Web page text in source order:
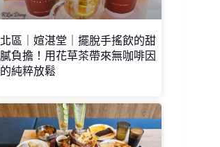
北區｜媗湛堂｜擺脫手搖飲的甜
膩負擔！用花草茶帶來無咖啡因
的純粹放鬆